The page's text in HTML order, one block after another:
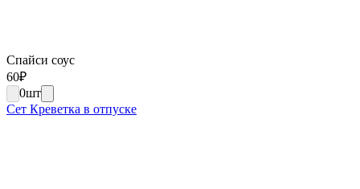
Спайси соус
60₽
0шт
Сет Креветка в отпуске